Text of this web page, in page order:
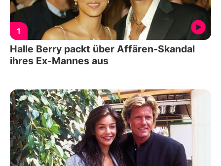
1
Halle Berry packt über Affären-Skandal
ihres Ex-Mannes aus